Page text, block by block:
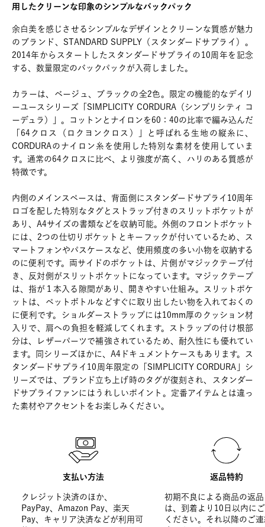
用したクリーンな印象のシンプルなバックパック
余白美を感じさせるシンプルなデザインとクリーンな質感が魅力
のブランド、STANDARD SUPPLY（スタンダードサプライ）。
2014年からスタートしたスタンダードサプライの10周年を記念
する、数量限定のバックパックが入荷しました。
カラーは、ベージュ、ブラックの全2色。限定の機能的なデイリ
ーユースシリーズ「SIMPLICITY CORDURA（シンプリシティ コ
ーデュラ）」。コットンとナイロンを60：40の比率で編み込んだ
「64クロス（ロクヨンクロス）」と呼ばれる生地の縦糸に、
CORDURAのナイロン糸を使用した特別な素材を使用していま
す。通常の64クロスに比べ、より強度が高く、ハリのある質感が
特徴です。
内側のメインスペースは、背面側にスタンダードサプライ10周年
ロゴを配した特別なタグとストラップ付きのスリットポケットが
あり、A4サイズの書類などを収納可能。外側のフロントポケット
には、2つの仕切りポケットとキーフックが付いているため、ス
マートフォンやパスケースなど、使用頻度の多い小物を収納する
のに便利です。両サイドのポケットは、片側がマジックテープ付
き、反対側がスリットポケットになっています。マジックテープ
は、指が１本入る隙間があり、開きやすい仕組み。スリットポケ
ットは、ペットボトルなどすぐに取り出したい物を入れておくの
に便利です。ショルダーストラップには10mm厚のクッション材
入りで、肩への負担を軽減してくれます。ストラップの付け根部
分は、レザーパーツで補強されているため、耐久性にも優れてい
ます。同シリーズほかに、A4ドキュメントケースもあります。ス
タンダードサプライ10周年限定の「SIMPLICITY CORDURA」シ
リーズでは、ブランド立ち上げ時のタグが復刻され、スタンダー
ドサプライファンにはうれしいポイント。定番アイテムとは違っ
た素材やアクセントをお楽しみください。
支払い方法
クレジット決済のほか、
PayPay、Amazon Pay、楽天
Pay、キャリア決済などが利用可
返品特約
初期不良による商品の返
は、到着より10日以内に
ください。それ以降のご